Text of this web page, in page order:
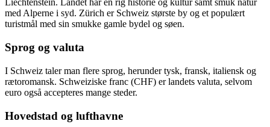
Liechtenstein. Landet har en rig historie og kultur samt smuk natur
med Alperne i syd. Zürich er Schweiz største by og et populært
turistmål med sin smukke gamle bydel og søen.
Sprog og valuta
I Schweiz taler man flere sprog, herunder tysk, fransk, italiensk og
rætoromansk. Schweiziske franc (CHF) er landets valuta, selvom
euro også accepteres mange steder.
Hovedstad og lufthavne